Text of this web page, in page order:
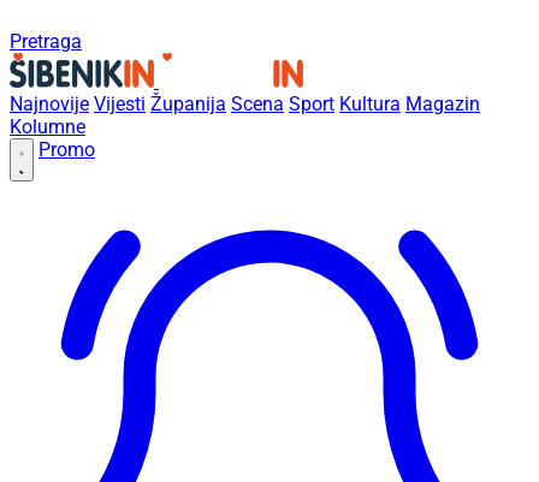
Pretraga
Najnovije Vijesti Županija Scena Sport Kultura Magazin
Kolumne
Promo